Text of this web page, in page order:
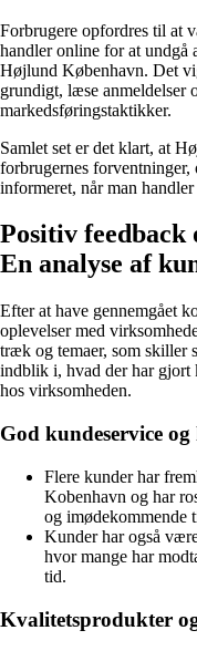
Forbrugere opfordres til at
handler online for at undgå
Højlund København. Det
grundigt, læse
markedsføringstaktikker.
Samlet set er det klart, at
forbrugernes
informeret, når man handler
Positiv
En analyse af
Efter at have gennemgået
oplevelser med
træk og temaer, som skiller
indblik i, hvad der har gjort
hos virksomheden.
God kundeservice
Flere kunder har
Kobenhavn og har
og imødekommende
Kunder har også
hvor mange har
tid.
Kvalitetsprodukter